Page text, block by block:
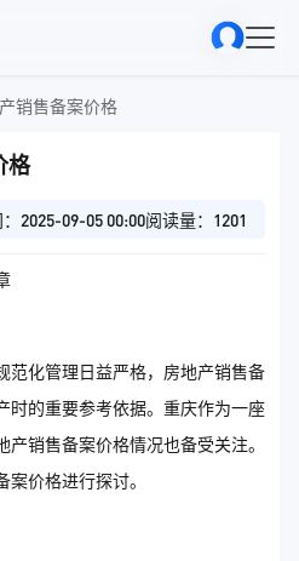
销售备案价格
格
2025-09-05 00:00阅读量：1201
范化管理日益严格，房地产销售备
时的重要参考依据。重庆作为一座
销售备案价格情况也备受关注。
价格进行探讨。